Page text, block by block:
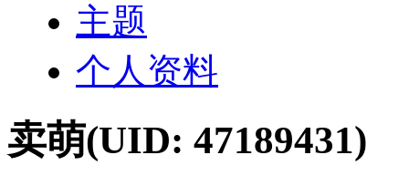
主题
个人资料
卖萌(UID: 47189431)